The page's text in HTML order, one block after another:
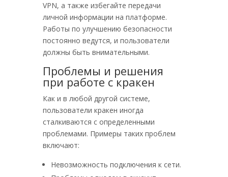
VPN, а также избегайте передачи
личной информации на платформе.
Работы по улучшению безопасности
постоянно ведутся, и пользователи
должны быть внимательными.
Проблемы и решения
при работе с кракен
Как и в любой другой системе,
пользователи кракен иногда
сталкиваются с определенными
проблемами. Примеры таких проблем
включают:
Невозможность подключения к сети.